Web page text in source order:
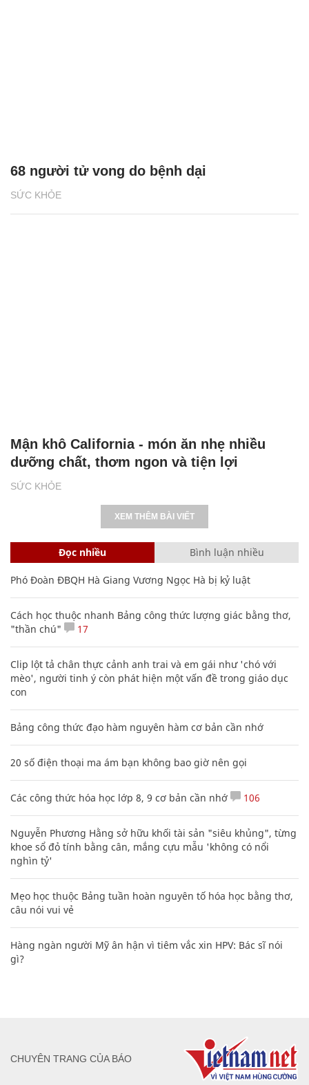
SỨC KHỎE
68 người tử vong do bệnh dại
SỨC KHỎE
Mận khô California - món ăn nhẹ nhiều
dưỡng chất, thơm ngon và tiện lợi
XEM THÊM BÀI VIẾT
Đọc nhiều Bình luận nhiều
Phó Đoàn ĐBQH Hà Giang Vương Ngọc Hà bị kỷ luật
Cách học thuộc nhanh Bảng công thức lượng giác bằng thơ,
"thần chú"
17
Clip lột tả chân thực cảnh anh trai và em gái như 'chó với
mèo', người tinh ý còn phát hiện một vấn đề trong giáo dục
con
Bảng công thức đạo hàm nguyên hàm cơ bản cần nhớ
20 số điện thoại ma ám bạn không bao giờ nên gọi
Các công thức hóa học lớp 8, 9 cơ bản cần nhớ 106
Nguyễn Phương Hằng sở hữu khối tài sản "siêu khủng", từng
khoe sổ đỏ tính bằng cân, mắng cựu mẫu 'không có nổi
nghìn tỷ'
Mẹo học thuộc Bảng tuần hoàn nguyên tố hóa học bằng thơ,
câu nói vui vẻ
Hàng ngàn người Mỹ ân hận vì tiêm vắc xin HPV: Bác sĩ nói
gì?
CHUYÊN TRANG CỦA BÁO